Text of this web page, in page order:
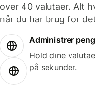
over 40 valutaer. Alt
når du har brug for
Administrer
Hold dine
på sekunder.